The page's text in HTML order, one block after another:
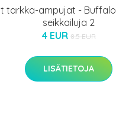
tarkka-ampujat - Buffalo
seikkailuja 2
4 EUR 8.5 EUR
LISÄTIETOJA